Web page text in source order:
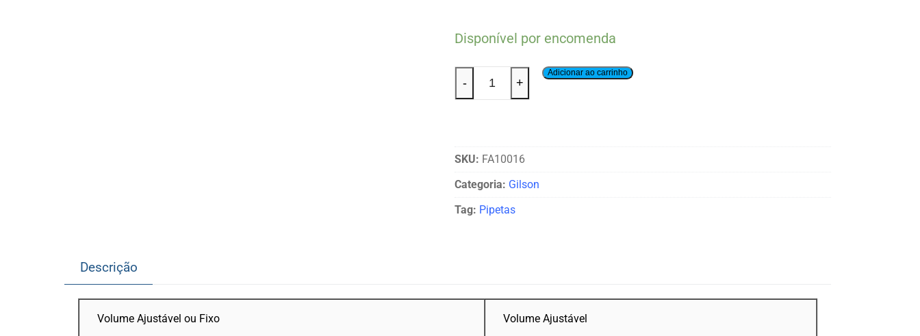
Disponível por encomenda
- +
Adicionar ao carrinho
SKU: FA10016
Categoria: Gilson
Tag: Pipetas
Descrição
Volume Ajustável ou Fixo Volume Ajustável